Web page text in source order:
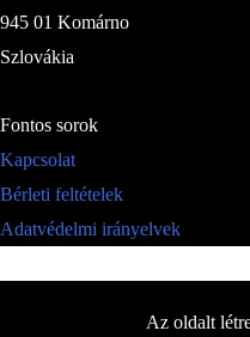
945 01 Komárno
Szlovákia
Fontos sorok
Kapcsolat
Bérleti feltételek
Adatvédelmi irányelvek
Az oldalt